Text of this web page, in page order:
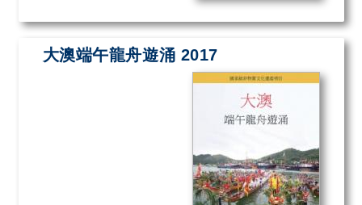
大澳端午龍舟遊涌 2017